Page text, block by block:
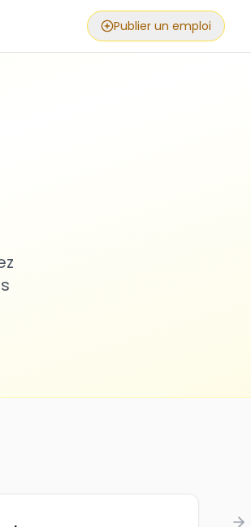
Publier un emploi